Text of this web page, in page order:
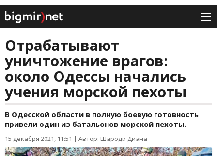
Отрабатывают
уничтожение врагов:
около Одессы начались
учения морской пехоты
В Одесской области в полную боевую готовность
привели один из батальонов морской пехоты.
15 декабря 2021, 11:51 | Автор: Шароди Диана